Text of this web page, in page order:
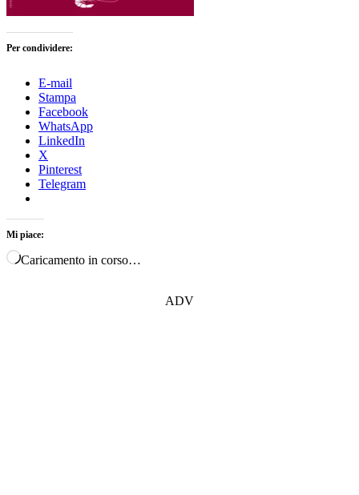
Per condividere:
E-mail
Stampa
Facebook
WhatsApp
LinkedIn
X
Pinterest
Telegram
Mi piace:
Caricamento in corso…
ADV